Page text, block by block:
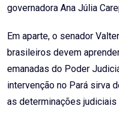
governadora Ana Júlia
Em aparte, o senador
brasileiros devem
emanadas do Poder
intervenção no Pará sirva
as determinações